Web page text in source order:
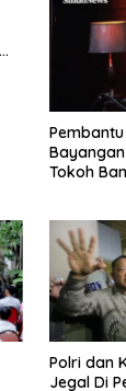
Tokoh
Polri dan
Jegal Di